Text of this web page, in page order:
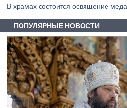
В храмах состоится освящение меда
ПОПУЛЯРНЫЕ НОВОСТИ